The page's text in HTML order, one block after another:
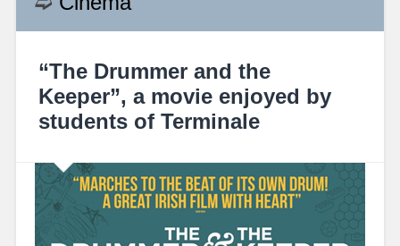
“The Drummer and the
Keeper”, a movie enjoyed by
students of Terminale